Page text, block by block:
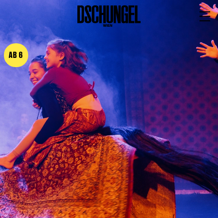
PROGRAMM
Spielplan
Vorstellungen
Festivals
Wild & Schön Festival
Gastspiele
Extras
Available for Touring
Archiv
MITSPIELEN
AB 6